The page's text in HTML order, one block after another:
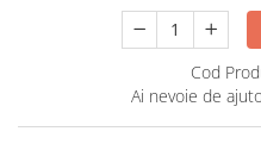
Cod
Ai nevoie de